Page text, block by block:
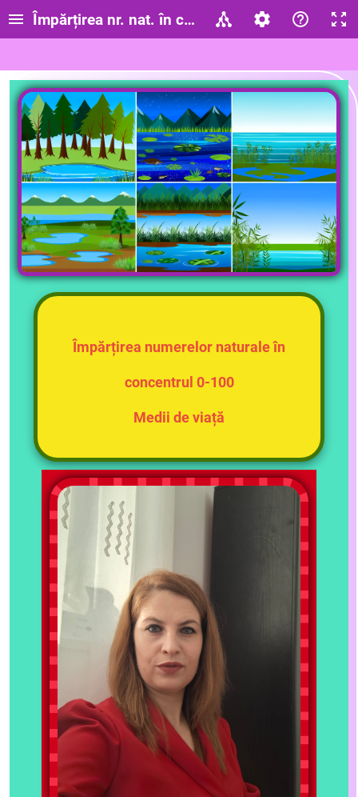
Împărțirea nr. nat. în concentrul 0-100 . Medii
Împărțirea numerelor naturale în
concentrul 0-100
Medii de viață